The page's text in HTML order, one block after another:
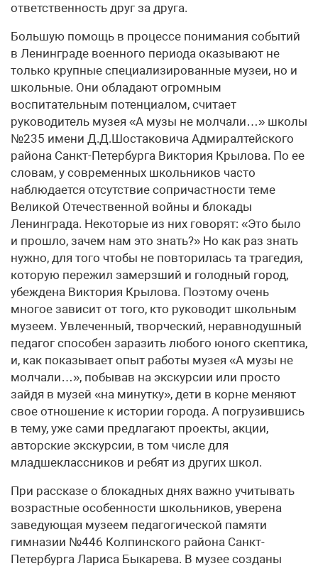
ответственность друг за друга.
Большую помощь в процессе понимания событий
в Ленинграде военного периода оказывают не
только крупные специализированные музеи, но и
школьные. Они обладают огромным
воспитательным потенциалом, считает
руководитель музея «А музы не молчали…» школы
№235 имени Д.Д.Шос­та­ко­ви­ча Адмиралтейского
района Санкт-Петербурга Виктория Крылова. По ее
словам, у современных школьников часто
наблюдается отсутствие сопричастности теме
Великой Отечественной войны и блокады
Ленинграда. Некоторые из них говорят: «Это было
и прошло, зачем нам это знать?» Но как раз знать
нужно, для того чтобы не повторилась та трагедия,
которую пережил замерзший и голодный город,
убеждена Виктория Крылова. Поэтому очень
многое зависит от того, кто руководит школьным
музеем. Увлеченный, творческий, неравнодушный
педагог способен заразить любого юного скептика,
и, как показывает опыт работы музея «А музы не
молчали…», побывав на экскурсии или просто
зайдя в музей «на минутку», дети в корне меняют
свое отношение к истории города. А погрузившись
в тему, уже сами предлагают проекты, акции,
авторские экскурсии, в том числе для
младшеклассников и ребят из других школ.
При рассказе о блокадных днях важно учитывать
возрастные особенности школьников, уверена
заведующая музеем педагогической памяти
гимназии №446 Колпинского района Санкт-
Петербурга Лариса Быкарева. В музее созданы